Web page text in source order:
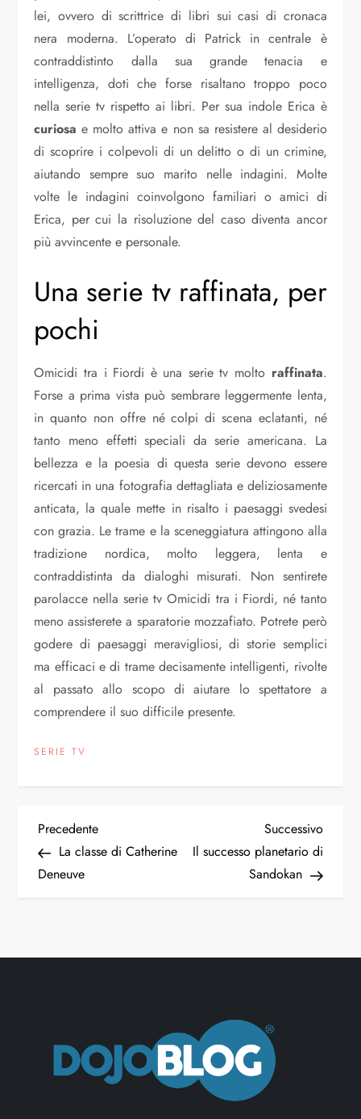
lei, ovvero di scrittrice di libri sui casi di cronaca
nera moderna. L’operato di Patrick in centrale è
contraddistinto dalla sua grande tenacia e
intelligenza, doti che forse risaltano troppo poco
nella serie tv rispetto ai libri. Per sua indole Erica è
curiosa e molto attiva e non sa resistere al desiderio
di scoprire i colpevoli di un delitto o di un crimine,
aiutando sempre suo marito nelle indagini. Molte
volte le indagini coinvolgono familiari o amici di
Erica, per cui la risoluzione del caso diventa ancor
più avvincente e personale.
Una serie tv raffinata, per
pochi
Omicidi tra i Fiordi è una serie tv molto raffinata.
Forse a prima vista può sembrare leggermente lenta,
in quanto non offre né colpi di scena eclatanti, né
tanto meno effetti speciali da serie americana. La
bellezza e la poesia di questa serie devono essere
ricercati in una fotografia dettagliata e deliziosamente
anticata, la quale mette in risalto i paesaggi svedesi
con grazia. Le trame e la sceneggiatura attingono alla
tradizione nordica, molto leggera, lenta e
contraddistinta da dialoghi misurati. Non sentirete
parolacce nella serie tv Omicidi tra i Fiordi, né tanto
meno assisterete a sparatorie mozzafiato. Potrete però
godere di paesaggi meravigliosi, di storie semplici
ma efficaci e di trame decisamente intelligenti, rivolte
al passato allo scopo di aiutare lo spettatore a
comprendere il suo difficile presente.
SERIE TV
N
a
i
Articolo
precedente
Precedente
La classe di Catherine
Deneuve
Successivo
Il successo planetario di
Sandokan